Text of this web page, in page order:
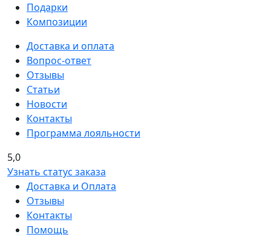
Подарки
Композиции
Доставка и оплата
Вопрос-ответ
Отзывы
Статьи
Новости
Контакты
Программа лояльности
5,0
Узнать статус заказа
Доставка и Оплата
Отзывы
Контакты
Помощь